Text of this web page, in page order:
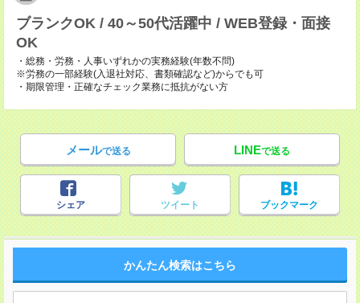
ブランクOK / 40～50代活躍中 / WEB登録・面接
OK
・総務・労務・人事いずれかの実務経験(年数不問)
※労務の一部経験(入退社対応、書類確認など)からでも可
・期限管理・正確なチェック業務に抵抗がない方
メールで送る LINEで送る
シェア ツイート ブックマーク
かんたん検索はこちら